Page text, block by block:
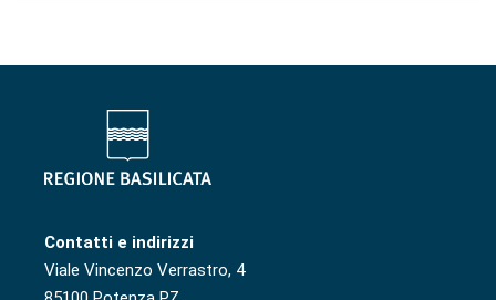
Contatti e indirizzi
Viale Vincenzo Verrastro, 4